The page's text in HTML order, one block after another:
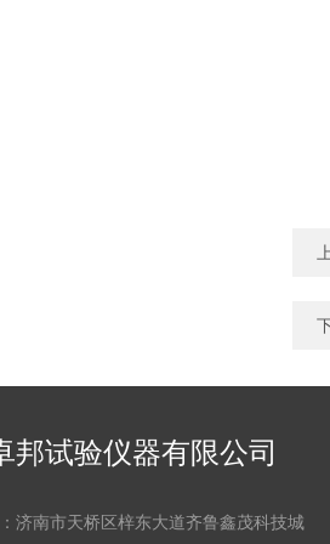
邦试验仪器有限公司
济南市天桥区梓东大道齐鲁鑫茂科技城